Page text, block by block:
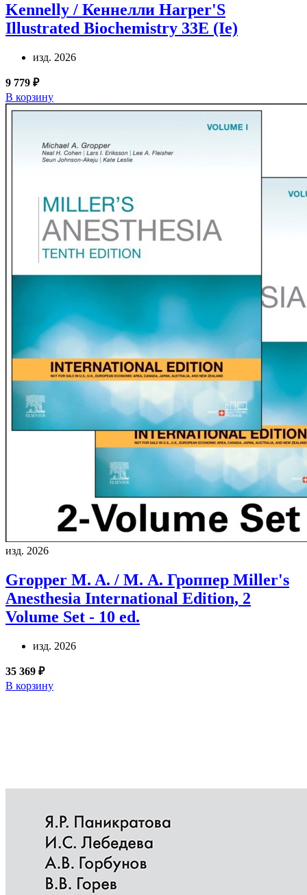
Kennelly / Кеннелли Harper'S
Illustrated Biochemistry 33E (Ie)
изд. 2026
9 779 ₽
В корзину
изд. 2026
Gropper M. A. / М. А. Гроппер Miller's
Anesthesia International Edition, 2
Volume Set - 10 ed.
изд. 2026
35 369 ₽
В корзину